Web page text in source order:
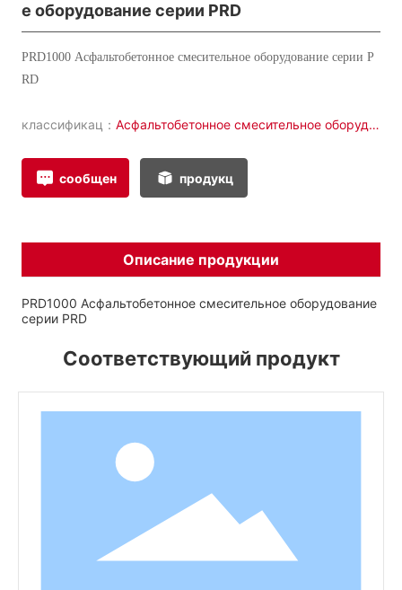
е оборудование серии PRD
PRD1000 Асфальтобетонное смесительное оборудование серии P
RD
классификац：Асфальтобетонное смесительное оборудо
сообщен продукц
Описание продукции
PRD1000 Асфальтобетонное смесительное оборудование
серии PRD
Соответствующий продукт